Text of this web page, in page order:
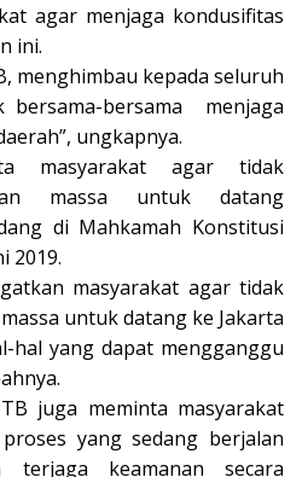
agar menjaga kondusifitas
ini.
menghimbau kepada seluruh
bersama-bersama menjaga
ungkapnya.
masyarakat agar tidak
massa untuk datang
di Mahkamah Konstitusi
2019.
masyarakat agar tidak
untuk datang ke Jakarta
hal yang dapat mengganggu
juga meminta masyarakat
yang sedang berjalan
terjaga keamanan secara